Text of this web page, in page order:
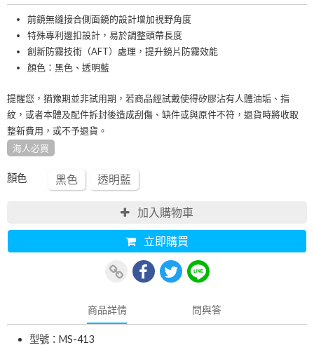
前鏡無縫接合側面鏡的設計增加視野角度
特殊專利邊扣設計，易於調整頭帶長度
創新防霧技術（AFT）處理，提升鏡片防霧效能
顏色：黑色、透明藍
提醒您，猶豫期並非試用期，若商品經試戴使得矽膠沾有人體油垢、指
紋，或者本體及配件拆封後造成刮傷、缺件或與原件不符，退貨時將收取
整新費用，或不予退貨。
海人必買
顏色 黑色 透明藍
加入購物車
立即購買
商品詳情 問與答
型號：MS-413